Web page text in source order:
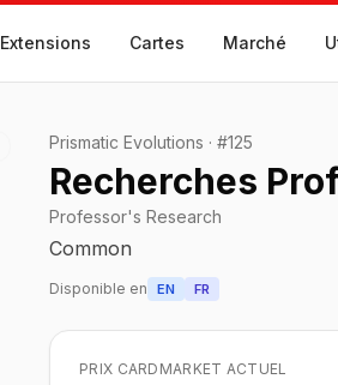
Extensions Cartes Marché
Prismatic Evolutions · #125
Recherches
Professor's Research
Common
Disponible en EN FR
PRIX CARDMARKET ACTUEL